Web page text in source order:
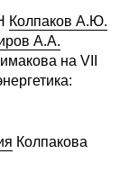
Колпаков А.Ю.
А.А.
на VII
Колпакова